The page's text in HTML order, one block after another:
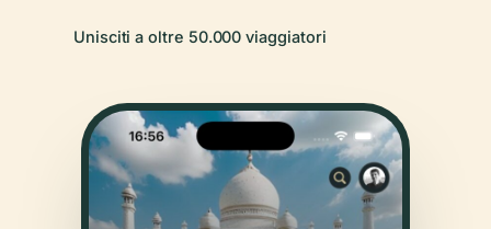
Unisciti a oltre 50.000 viaggiatori